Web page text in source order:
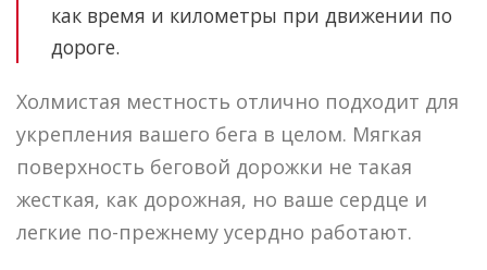
как время и километры при движении по
дороге.
Холмистая местность отлично подходит для
укрепления вашего бега в целом. Мягкая
поверхность беговой дорожки не такая
жесткая, как дорожная, но ваше сердце и
легкие по-прежнему усердно работают.